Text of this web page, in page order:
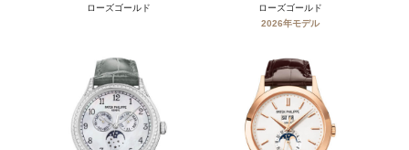
ローズゴールド
ローズゴールド
2026年モデル